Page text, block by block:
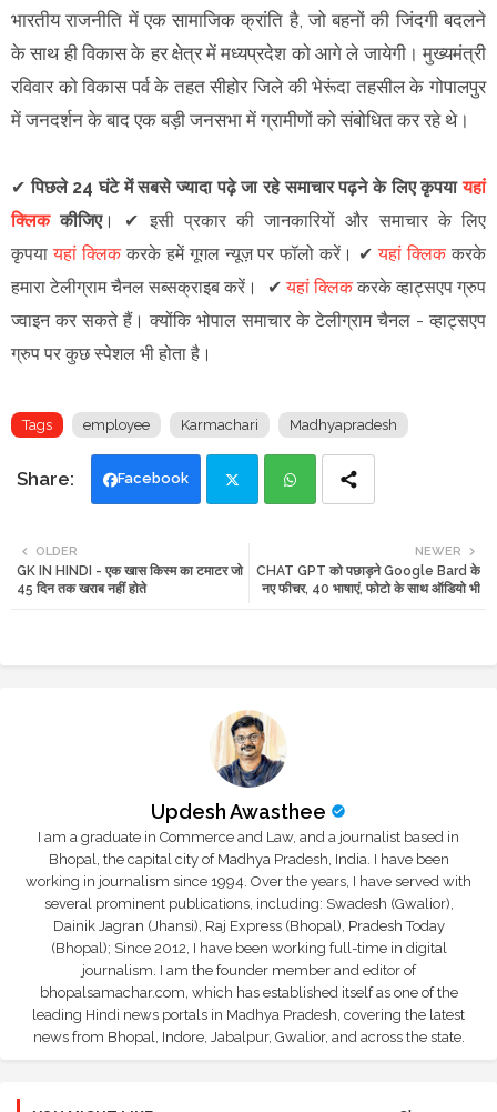
भारतीय राजनीति में एक सामाजिक क्रांति है, जो बहनों की जिंदगी बदलने
के साथ ही विकास के हर क्षेत्र में मध्यप्रदेश को आगे ले जायेगी। मुख्यमंत्री
रविवार को विकास पर्व के तहत सीहोर जिले की भेरूंदा तहसील के गोपालपुर
में जनदर्शन के बाद एक बड़ी जनसभा में ग्रामीणों को संबोधित कर रहे थे।
✔पिछले 24 घंटे में सबसे ज्यादा पढ़े जा रहे समाचार पढ़ने के लिए कृपयायहां
क्लिककीजिए। ✔ इसी प्रकार की जानकारियों और समाचार के लिए
कृपयायहां क्लिककरके हमें गूगल न्यूज़ पर फॉलो करें । ✔यहां क्लिककरके
हमारा टेलीग्राम चैनल सब्सक्राइब करें।
✔यहां क्लिककरके व्हाट्सएप ग्रुप
ज्वाइन कर सकते हैं। क्योंकि भोपाल समाचार के टेलीग्राम चैनल - व्हाट्सएप
ग्रुप पर कुछ स्पेशल भी होता है।
Tags employee Karmachari Madhyapradesh
Facebook
tte ats
NEWER
CHAT GPT को पछाड़ने Google Bard के
नए फीचर, 40 भाषाएं, फोटो के साथ ऑडियो भी
OLDER
GK IN HINDI - एक खास किस्म का टमाटर जो
45 दिन तक खराब नहीं होते
Updesh Awasthee
I am a graduate in Commerce and Law, and a journalist based in
Bhopal, the capital city of Madhya Pradesh, India. I have been
working in journalism since 1994. Over the years, I have served with
several prominent publications, including: Swadesh (Gwalior),
Dainik Jagran (Jhansi), Raj Express (Bhopal), Pradesh Today
(Bhopal); Since 2012, I have been working full-time in digital
journalism. I am the founder member and editor of
bhopalsamachar.com, which has established itself as one of the
leading Hindi news portals in Madhya Pradesh, covering the latest
news from Bhopal, Indore, Jabalpur, Gwalior, and across the state.